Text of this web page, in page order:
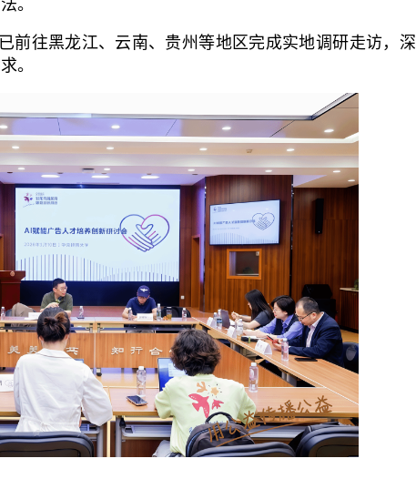
。
前往黑龙江、云南、贵州等地区完成实地调研走访，
。